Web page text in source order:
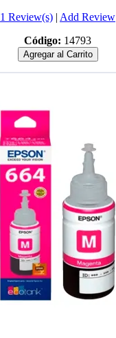
1 Review(s) | Add Review
Código: 14793
Agregar al Carrito